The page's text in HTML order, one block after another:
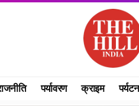
पर्यावरण क्राइम